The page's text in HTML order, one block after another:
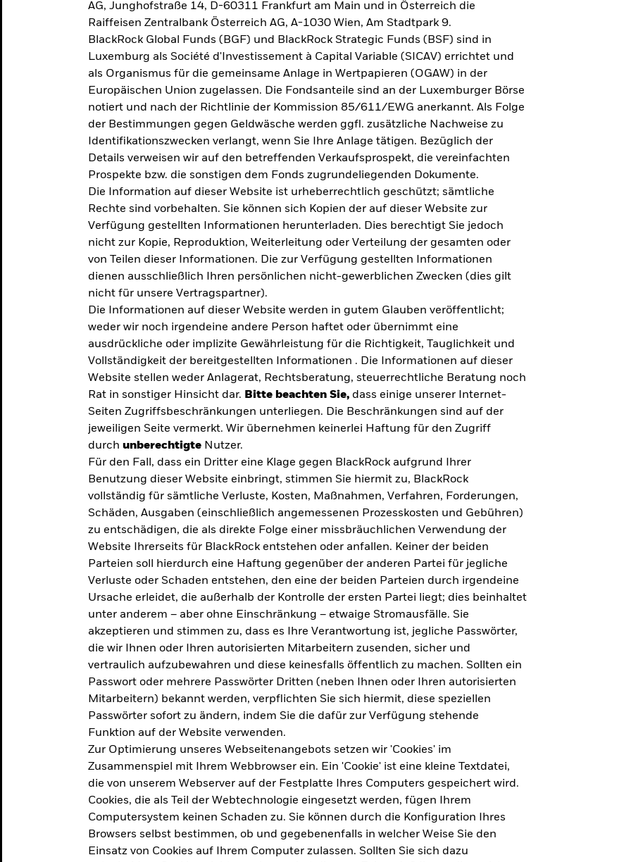
Die
in
AG, Junghofstraße 14, D-60311 Frankfurt am Main und in Österreich die
Raiffeisen Zentralbank Österreich AG, A-1030 Wien, Am Stadtpark 9.
BlackRock Global Funds (BGF) und BlackRock Strategic Funds (BSF) sind in
Luxemburg als Société d'Investissement à Capital Variable (SICAV) errichtet und
als Organismus für die gemeinsame Anlage in Wertpapieren (OGAW) in der
Europäischen Union zugelassen. Die Fondsanteile sind an der Luxemburger Börse
notiert und nach der Richtlinie der Kommission 85/611/EWG anerkannt. Als Folge
der Bestimmungen gegen Geldwäsche werden ggfl. zusätzliche Nachweise zu
Identifikationszwecken verlangt, wenn Sie Ihre Anlage tätigen. Bezüglich der
Details verweisen wir auf den betreffenden Verkaufsprospekt, die vereinfachten
Prospekte bzw. die sonstigen dem Fonds zugrundeliegenden Dokumente.
Die Information auf dieser Website ist urheberrechtlich geschützt; sämtliche
Rechte sind vorbehalten. Sie können sich Kopien der auf dieser Website zur
Verfügung gestellten Informationen herunterladen. Dies berechtigt Sie jedoch
nicht zur Kopie, Reproduktion, Weiterleitung oder Verteilung der gesamten oder
von Teilen dieser Informationen. Die zur Verfügung gestellten Informationen
dienen ausschließlich Ihren persönlichen nicht-gewerblichen Zwecken (dies gilt
nicht für unsere Vertragspartner).
Die Informationen auf dieser Website werden in gutem Glauben veröffentlicht;
weder wir noch irgendeine andere Person haftet oder übernimmt eine
ausdrückliche oder implizite Gewährleistung für die Richtigkeit, Tauglichkeit und
Vollständigkeit der bereitgestellten Informationen . Die Informationen auf dieser
Website stellen weder Anlagerat, Rechtsberatung, steuerrechtliche Beratung noch
Rat in sonstiger Hinsicht dar. Bitte beachten Sie, dass einige unserer Internet-
Seiten Zugriffsbeschränkungen unterliegen. Die Beschränkungen sind auf der
jeweiligen Seite vermerkt. Wir übernehmen keinerlei Haftung für den Zugriff
durch unberechtigte Nutzer.
Für den Fall, dass ein Dritter eine Klage gegen BlackRock aufgrund Ihrer
Benutzung dieser Website einbringt, stimmen Sie hiermit zu, BlackRock
vollständig für sämtliche Verluste, Kosten, Maßnahmen, Verfahren, Forderungen,
Schäden, Ausgaben (einschließlich angemessenen Prozesskosten und Gebühren)
zu entschädigen, die als direkte Folge einer missbräuchlichen Verwendung der
Website Ihrerseits für BlackRock entstehen oder anfallen. Keiner der beiden
Parteien soll hierdurch eine Haftung gegenüber der anderen Partei für jegliche
Verluste oder Schaden entstehen, den eine der beiden Parteien durch irgendeine
Ursache erleidet, die außerhalb der Kontrolle der ersten Partei liegt; dies beinhaltet
unter anderem – aber ohne Einschränkung – etwaige Stromausfälle. Sie
akzeptieren und stimmen zu, dass es Ihre Verantwortung ist, jegliche Passwörter,
die wir Ihnen oder Ihren autorisierten Mitarbeitern zusenden, sicher und
vertraulich aufzubewahren und diese keinesfalls öffentlich zu machen. Sollten ein
Passwort oder mehrere Passwörter Dritten (neben Ihnen oder Ihren autorisierten
Mitarbeitern) bekannt werden, verpflichten Sie sich hiermit, diese speziellen
Passwörter sofort zu ändern, indem Sie die dafür zur Verfügung stehende
Funktion auf der Website verwenden.
Zur Optimierung unseres Webseitenangebots setzen wir 'Cookies' im
Zusammenspiel mit Ihrem Webbrowser ein. Ein 'Cookie' ist eine kleine Textdatei,
die von unserem Webserver auf der Festplatte Ihres Computers gespeichert wird.
Cookies, die als Teil der Webtechnologie eingesetzt werden, fügen Ihrem
Computersystem keinen Schaden zu. Sie können durch die Konfiguration Ihres
Browsers selbst bestimmen, ob und gegebenenfalls in welcher Weise Sie den
Einsatz von Cookies auf Ihrem Computer zulassen. Sollten Sie sich dazu